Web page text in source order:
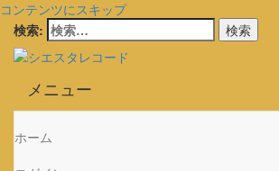
コンテンツにスキップ
検索:
メニュー
ホーム